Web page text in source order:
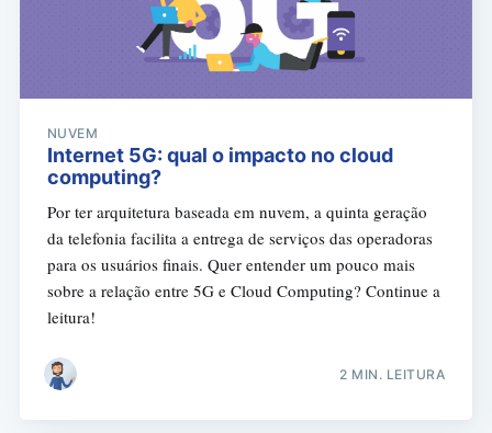
NUVEM
Internet 5G: qual o impacto no cloud
computing?
Por ter arquitetura baseada em nuvem, a quinta geração
da telefonia facilita a entrega de serviços das operadoras
para os usuários finais. Quer entender um pouco mais
sobre a relação entre 5G e Cloud Computing? Continue a
leitura!
2 MIN. LEITURA